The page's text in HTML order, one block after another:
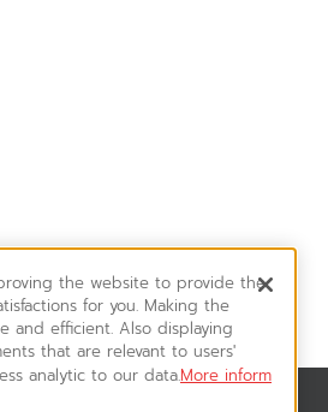
the website to provide the
for you. Making the
and efficient. Also displaying
that are relevant to users'
analytic to our data.More inform